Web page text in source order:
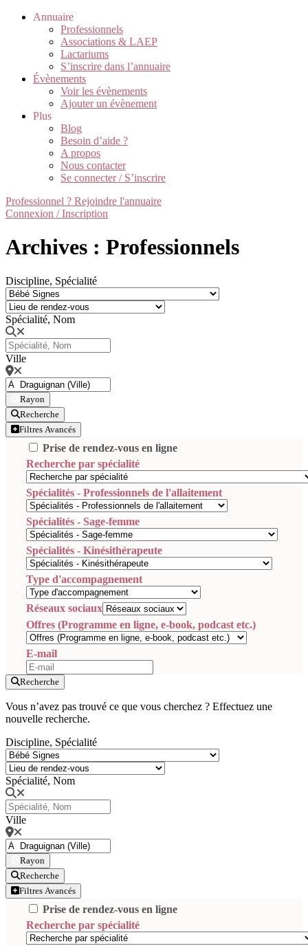
Annuaire
Professionnels
Associations & LAEP
Lactariums
S’inscrire dans l’annuaire
Évènements
Voir les évènements
Ajouter un évènement
Plus
Blog
Besoin d’aide ?
A propos
Nous contacter
Se connecter / S’inscrire
Professionnel ? Rejoindre l'annuaire
Connexion / Inscription
Archives : Professionnels
Discipline, Spécialité
Spécialité, Nom
Ville
Rayon
Recherche
Filtres Avancés
Prise de rendez-vous en ligne
Recherche par spécialité
Spécialités - Professionnels de l'allaitement
Spécialités - Sage-femme
Spécialités - Kinésithérapeute
Type d'accompagnement
Réseaux sociaux
Offres (Programme en ligne, e-book, podcast etc.)
E-mail
Recherche
Vous n’avez pas trouvé ce que vous cherchez ? Effectuez une
nouvelle recherche.
Discipline, Spécialité
Spécialité, Nom
Ville
Rayon
Recherche
Filtres Avancés
Prise de rendez-vous en ligne
Recherche par spécialité